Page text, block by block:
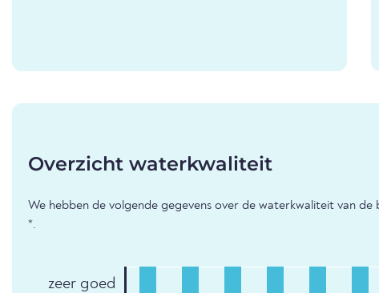
Overzicht waterkwaliteit
We hebben de volgende gegevens over de waterkwaliteit van de
*.
zeer goed